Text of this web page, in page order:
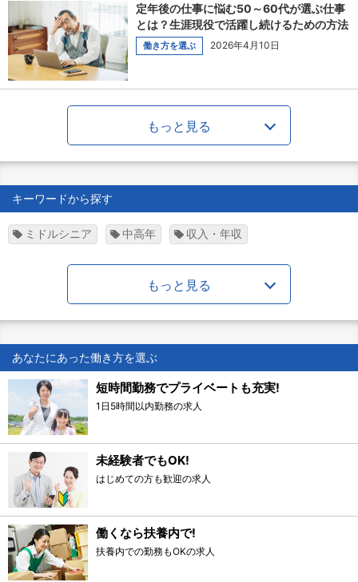
定年後の仕事に悩む50～60代が選ぶ仕事
とは？生涯現役で活躍し続けるための方法
働き方を選ぶ 2026年4月10日
もっと見る
キーワードから探す
ミドルシニア 中高年 収入・年収
もっと見る
あなたにあった働き方を選ぶ
短時間勤務でプライベートも充実!
1日5時間以内勤務の求人
未経験者でもOK!
はじめての方も歓迎の求人
働くなら扶養内で!
扶養内での勤務もOKの求人